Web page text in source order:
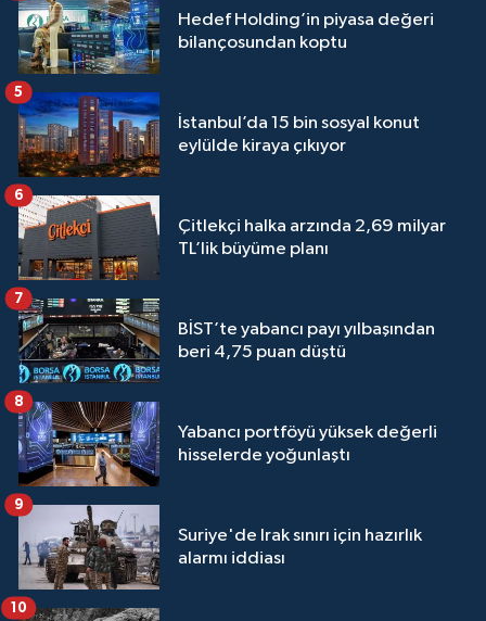
Hedef Holding’in piyasa değeri
bilançosundan koptu
İstanbul’da 15 bin sosyal konut
eylülde kiraya çıkıyor
5
Çitlekçi halka arzında 2,69 milyar
TL’lik büyüme planı
6
BİST’te yabancı payı yılbaşından
beri 4,75 puan düştü
7
Yabancı portföyü yüksek değerli
hisselerde yoğunlaştı
8
Suriye'de Irak sınırı için hazırlık
alarmı iddiası
9
10